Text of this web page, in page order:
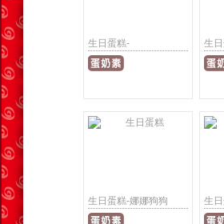
生日蛋糕- 生
生日蛋糕-娜娜狗狗 生